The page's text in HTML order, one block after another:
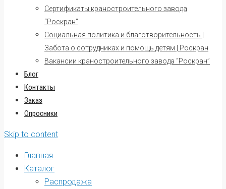
Сертификаты краностроительного завода
“Роскран”
Социальная политика и благотворительность |
Забота о сотрудниках и помощь детям | Роскран
Вакансии краностроительного завода “Роскран”
Блог
Контакты
Заказ
Опросники
Skip to content
Главная
Каталог
Распродажа